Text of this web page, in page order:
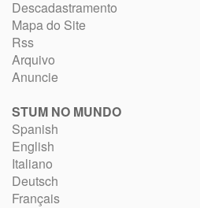
Descadastramento
Mapa do Site
Rss
Arquivo
Anuncie
STUM NO MUNDO
Spanish
English
Italiano
Deutsch
Français